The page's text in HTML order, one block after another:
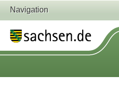
Navigation